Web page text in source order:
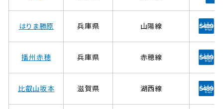
はりま勝原 兵庫県 山陽線
播州赤穂 兵庫県 赤穂線
比叡山坂本 滋賀県 湖西線